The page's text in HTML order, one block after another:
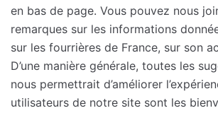
en bas de page. Vous pouvez nous
remarques sur les informations
sur les fourrières de France, sur son
D’une manière générale, toutes les
nous permettrait d’améliorer
utilisateurs de notre site sont les